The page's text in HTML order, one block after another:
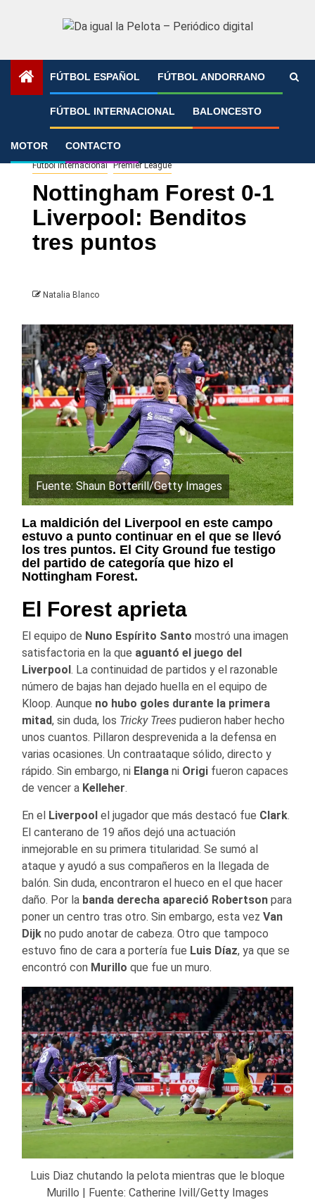
FÚTBOL ESPAÑOL FÚTBOL ANDORRANO
FÚTBOL INTERNACIONAL BALONCESTO
MOTOR CONTACTO
»
Fútbol Internacional Premier League
Nottingham Forest 0-1
Liverpool: Benditos
tres puntos
Natalia Blanco
Fuente: Shaun Botterill/Getty Images
La maldición del Liverpool en este campo
estuvo a punto continuar en el que se llevó
los tres puntos. El City Ground fue testigo
del partido de categoría que hizo el
Nottingham Forest.
El Forest aprieta
El equipo de Nuno Espírito Santo mostró una imagen
satisfactoria en la que aguantó el juego del
Liverpool. La continuidad de partidos y el razonable
número de bajas han dejado huella en el equipo de
Kloop. Aunque no hubo goles durante la primera
mitad, sin duda, los Tricky Trees pudieron haber hecho
unos cuantos. Pillaron desprevenida a la defensa en
varias ocasiones. Un contraataque sólido, directo y
rápido. Sin embargo, ni Elanga ni Origi fueron capaces
de vencer a Kelleher.
En el Liverpool el jugador que más destacó fue Clark.
El canterano de 19 años dejó una actuación
inmejorable en su primera titularidad. Se sumó al
ataque y ayudó a sus compañeros en la llegada de
balón. Sin duda, encontraron el hueco en el que hacer
daño. Por la banda derecha apareció Robertson para
poner un centro tras otro. Sin embargo, esta vez Van
Dijk no pudo anotar de cabeza. Otro que tampoco
estuvo fino de cara a portería fue Luis Díaz, ya que se
encontró con Murillo que fue un muro.
Luis Diaz chutando la pelota mientras que le bloque
Murillo | Fuente: Catherine Ivill/Getty Images